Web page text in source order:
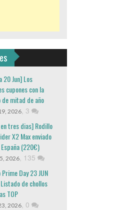
20 Jun] Los
cupones con la
de mitad de año
2026, 3
tres dias] Rodillo
X2 Max enviado
(220€)
2026, 135
Day 23 JUN
de chollos
TOP
2026, 0